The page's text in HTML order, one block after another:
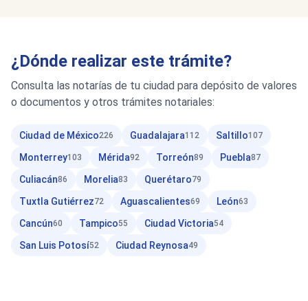
¿Dónde realizar este trámite?
Consulta las notarías de tu ciudad para depósito de valores
o documentos y otros trámites notariales:
Ciudad de México226 Guadalajara112 Saltillo107
Monterrey103 Mérida92 Torreón89 Puebla87
Culiacán86 Morelia83 Querétaro79
Tuxtla Gutiérrez72 Aguascalientes69 León63
Cancún60 Tampico55 Ciudad Victoria54
San Luis Potosí52 Ciudad Reynosa49